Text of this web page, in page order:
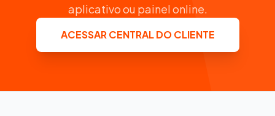
aplicativo ou painel online.
ACESSAR CENTRAL DO CLIENTE